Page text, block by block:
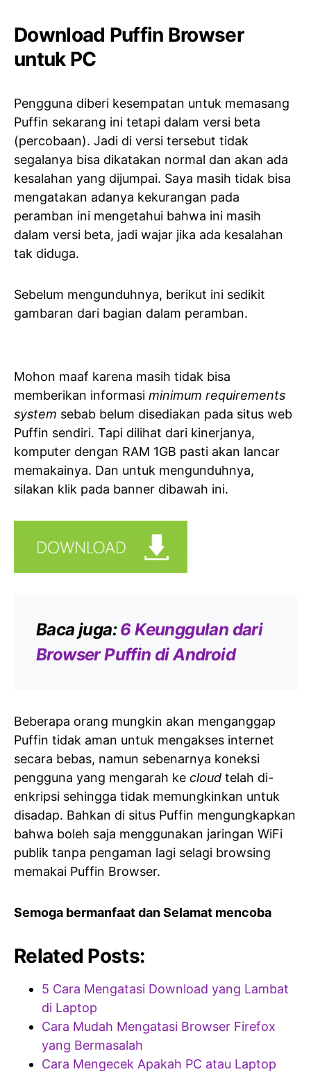
Download Puffin Browser
untuk PC
Pengguna diberi kesempatan untuk memasang
Puffin sekarang ini tetapi dalam versi beta
(percobaan). Jadi di versi tersebut tidak
segalanya bisa dikatakan normal dan akan ada
kesalahan yang dijumpai. Saya masih tidak bisa
mengatakan adanya kekurangan pada
peramban ini mengetahui bahwa ini masih
dalam versi beta, jadi wajar jika ada kesalahan
tak diduga.
Sebelum mengunduhnya, berikut ini sedikit
gambaran dari bagian dalam peramban.
Mohon maaf karena masih tidak bisa
memberikan informasi minimum requirements
system sebab belum disediakan pada situs web
Puffin sendiri. Tapi dilihat dari kinerjanya,
komputer dengan RAM 1GB pasti akan lancar
memakainya. Dan untuk mengunduhnya,
silakan klik pada banner dibawah ini.
Baca juga:6 Keunggulan dari
Browser Puffin di Android
Beberapa orang mungkin akan menganggap
Puffin tidak aman untuk mengakses internet
secara bebas, namun sebenarnya koneksi
pengguna yang mengarah ke cloud telah di-
enkripsi sehingga tidak memungkinkan untuk
disadap. Bahkan di situs Puffin mengungkapkan
bahwa boleh saja menggunakan jaringan WiFi
publik tanpa pengaman lagi selagi browsing
memakai Puffin Browser.
Semoga bermanfaat dan Selamat mencoba
Related Posts:
5 Cara Mengatasi Download yang Lambat
di Laptop
Cara Mudah Mengatasi Browser Firefox
yang Bermasalah
Cara Mengecek Apakah PC atau Laptop